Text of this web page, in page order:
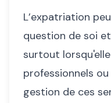
L’expatriation
question de soi
surtout
professionnels
gestion de ces